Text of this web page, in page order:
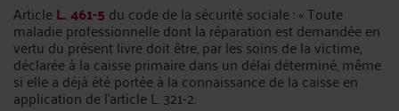
ArticleL. 461-5 du code de la sécurité sociale : « Toute
maladie professionnelle dont la réparation est demandée en
vertu du présent livre doit être, par les soins de la victime,
déclarée à la caisse primaire dans un délai déterminé, même
si elle a déjà été portée à la connaissance de la caisse en
application de l'article L. 321-2.